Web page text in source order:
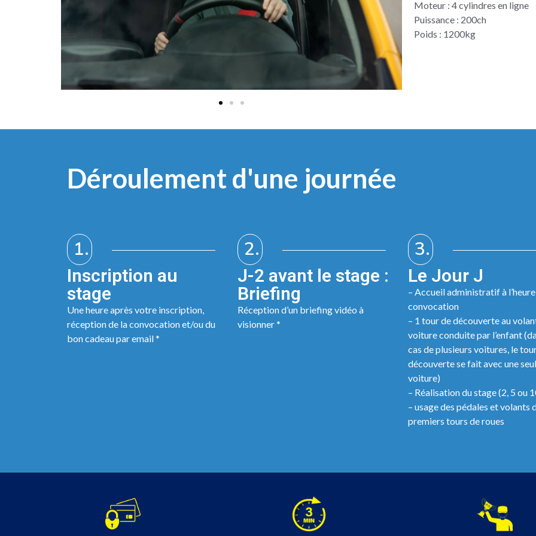
Moteur : 4 cylindres en ligne
Puissance : 200ch
Poids : 1200kg
Déroulement d'une journée
1.
Inscription au
stage
Une heure après votre inscription,
réception de la convocation et/ou du
bon cadeau par email *
2.
J-2 avant le stage :
Briefing
Réception d’un briefing vidéo à
visionner *
3.
Le Jour J
– Accueil administratif à
convocation
– 1 tour de découverte au
voiture conduite par l’enfant
cas de plusieurs voitures, le
découverte se fait avec une
voiture)
– Réalisation du stage (2, 5 ou
– usage des pédales et volants
premiers tours de roues